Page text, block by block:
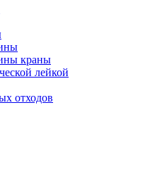
краны
лейкой
отходов